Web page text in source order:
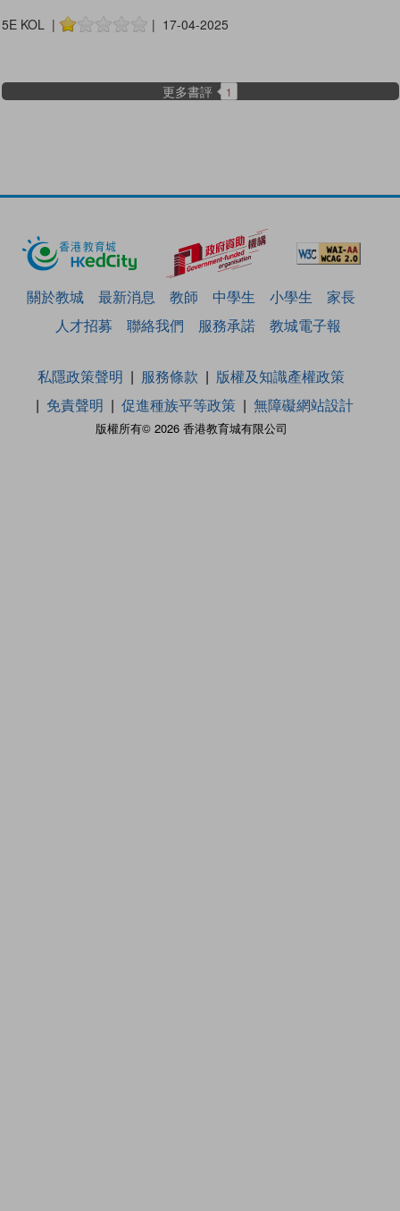
5E KOL | | 17-04-2025
更多書評 1
關於教城 最新消息 教師 中學生 小學生
家長
人才招募
聯絡我們 服務承諾 教城電子報
版權所有© 2026 香港教育城有限公司
私隱政策聲明 服務條款
版權及知識產權政策
免責聲明
促進種族平等政策 無障礙網站設計